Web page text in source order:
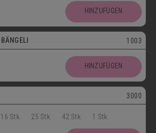
BROTWAREN
FASTENWAIE
HINZUFÜGEN
1003
HINZUFÜGEN
3000
16 Stk. 25 Stk. 42 Stk. 1 Stk.